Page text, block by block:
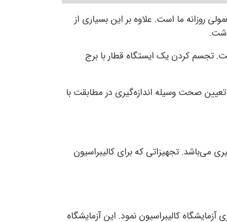
روزانه ما است. علاوه بر این بسیاری از
تجسم کردن یک ایستگاه قطار با برج
صحت وسیله اندازه‌گیری در مطابقت با
می‌باشد. تجهیزاتی که برای کالیبراسیون
صنعتی و سازمان‌های خدماتی در سال ۱۳۸۹ اقدام به راه‌اندازی آزمایشگاه کالیبراسیون نمود. این آزمایشگاه